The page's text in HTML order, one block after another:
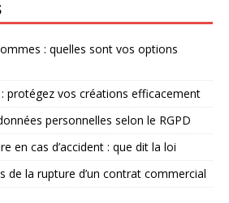
: quelles sont vos options
protégez vos créations efficacement
personnelles selon le RGPD
en cas d’accident : que dit la loi
de la rupture d’un contrat commercial